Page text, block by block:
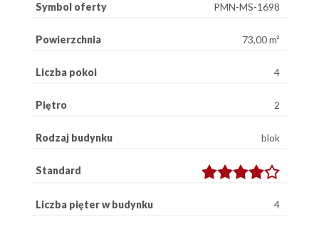
Symbol oferty PMN-MS-1698
Powierzchnia 73,00 m²
Liczba pokoi 4
Piętro 2
Rodzaj budynku blok
Standard
Liczba pięter w budynku 4